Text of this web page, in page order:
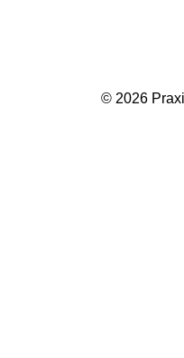
© 2026